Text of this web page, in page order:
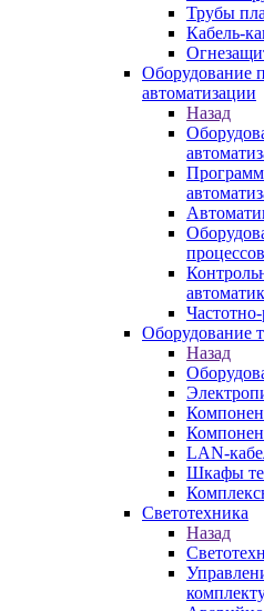
Трубы
Кабель-
Оборудование
автоматизации
Назад
процессов
Оборудование
Назад
LAN-
Шкафы
Светотехника
Назад